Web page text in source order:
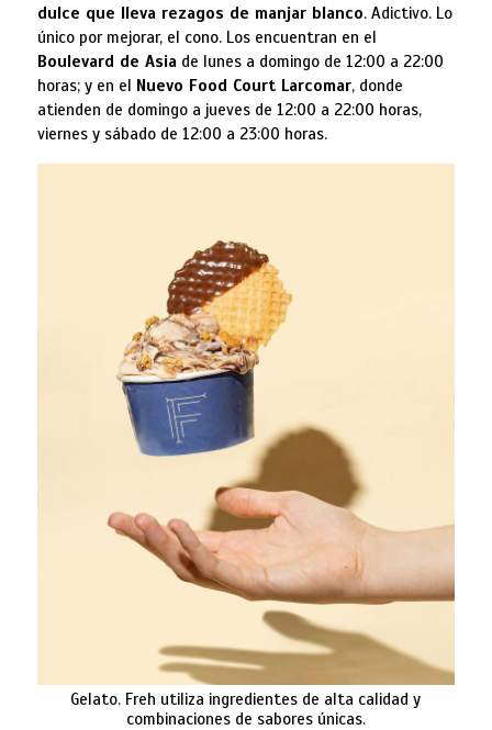
dulce que lleva rezagos de manjar blanco. Adictivo. Lo
único por mejorar, el cono. Los encuentran en el
Boulevard de Asiade lunes a domingo de 12:00 a 22:00
horas; y en el Nuevo Food Court Larcomar, donde
atienden de domingo a jueves de 12:00 a 22:00 horas,
viernes y sábado de 12:00 a 23:00 horas.
Gelato. Freh utiliza ingredientes de alta calidad y
combinaciones de sabores únicas.